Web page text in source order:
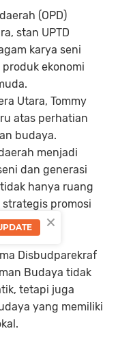
(OPD)
stan UPTD
karya seni
ekonomi
Utara, Tommy
atas perhatian
budaya.
menjadi
dan generasi
hanya ruang
promosi
wisata
Disbudparekraf
Budaya tidak
tetapi juga
yang memiliki
×